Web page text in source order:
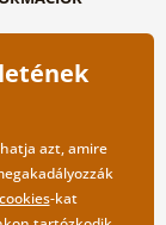
azt, amire
cookies-kat